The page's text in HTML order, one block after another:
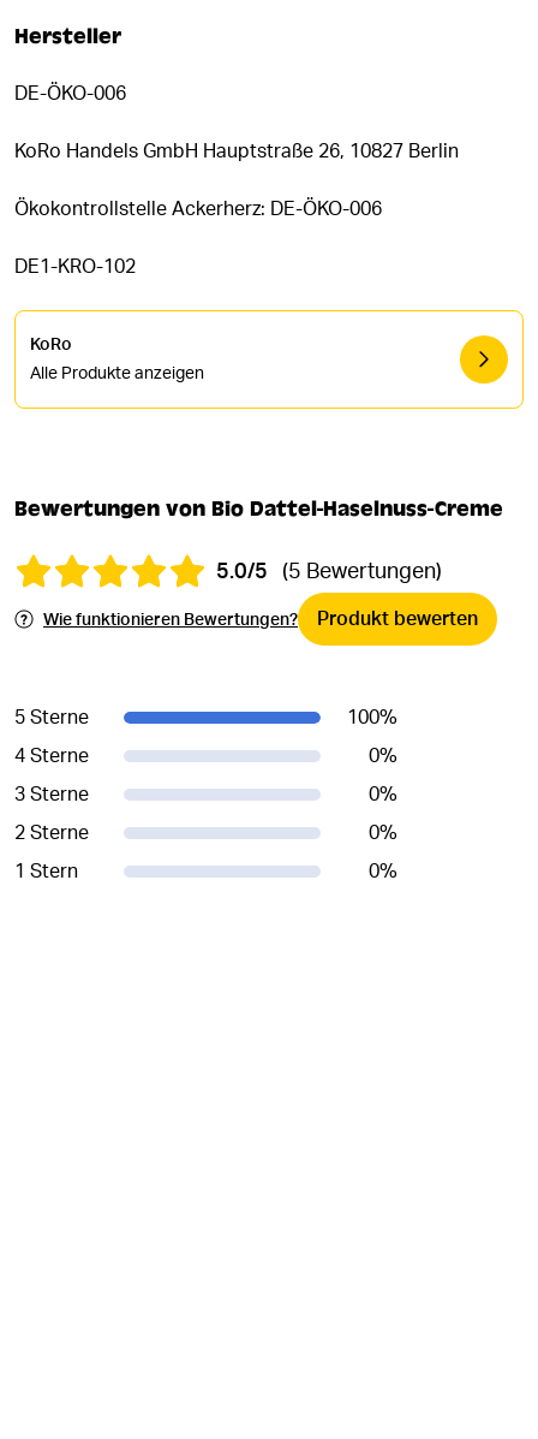
Hersteller
DE-ÖKO-006
KoRo Handels GmbH Hauptstraße 26, 10827 Berlin
Ökokontrollstelle Ackerherz: DE-ÖKO-006
DE1-KRO-102
KoRo
Alle Produkte anzeigen
Bewertungen von Bio Dattel-Haselnuss-Creme
5.0/5 (5 Bewertungen)
Wie funktionieren Bewertungen? Produkt bewerten
5 Sterne 100%
4 Sterne
0%
3 Sterne
0%
2 Sterne
0%
1 Stern
0%